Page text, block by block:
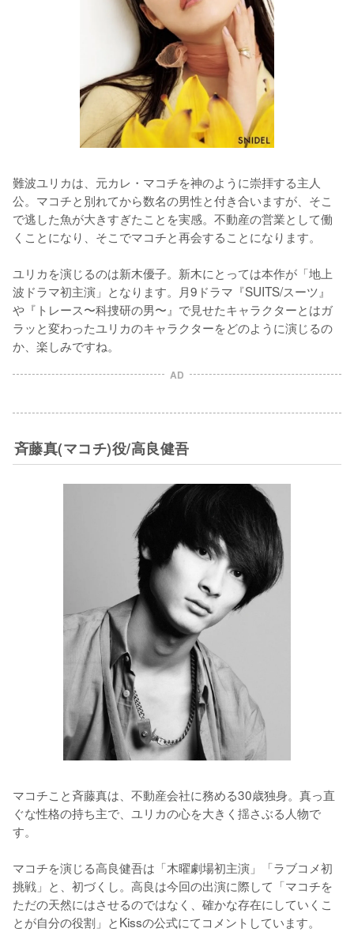
難波ユリカは、元カレ・マコチを神のように崇拝する主人
公。マコチと別れてから数名の男性と付き合いますが、そこ
で逃した魚が大きすぎたことを実感。不動産の営業として働
くことになり、そこでマコチと再会することになります。
ユリカを演じるのは新木優子。新木にとっては本作が「地上
波ドラマ初主演」となります。月9ドラマ『SUITS/スーツ』
や『トレース〜科捜研の男〜』で見せたキャラクターとはガ
ラッと変わったユリカのキャラクターをどのように演じるの
か、楽しみですね。
AD
斉藤真(マコチ)役/高良健吾
マコチこと斉藤真は、不動産会社に務める30歳独身。真っ直
ぐな性格の持ち主で、ユリカの心を大きく揺さぶる人物で
す。
マコチを演じる高良健吾は「木曜劇場初主演」「ラブコメ初
挑戦」と、初づくし。高良は今回の出演に際して「マコチを
ただの天然にはさせるのではなく、確かな存在にしていくこ
とが自分の役割」とKissの公式にてコメントしています。